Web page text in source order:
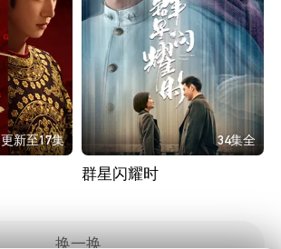
更新至17集 34集全
群星闪耀时
换一换